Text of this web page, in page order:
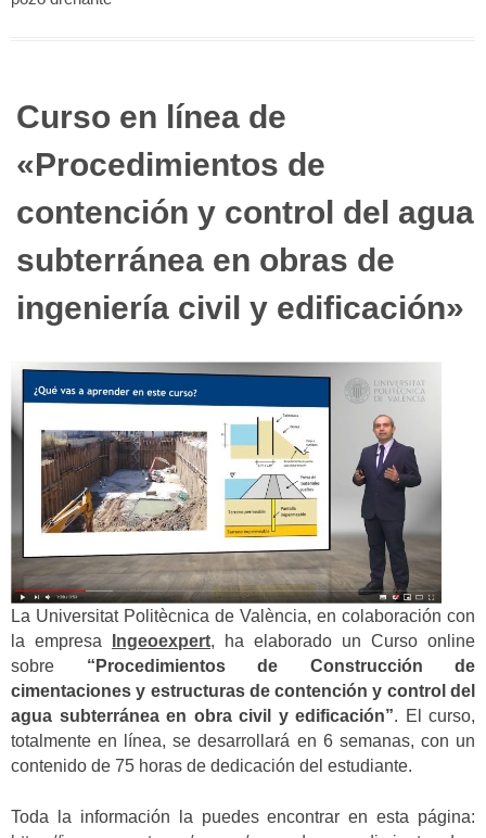
Curso en línea de
«Procedimientos de
contención y control del agua
subterránea en obras de
ingeniería civil y edificación»
La Universitat Politècnica de València, en colaboración con
la empresa
Ingeoexpert, ha elaborado un Curso online
sobre “Procedimientos de Construcción de
cimentaciones y estructuras de contención y control del
agua subterránea en obra civil y edificación”. El curso,
totalmente en línea, se desarrollará en 6 semanas, con un
contenido de 75 horas de dedicación del estudiante.
Toda la información la puedes encontrar en esta página: